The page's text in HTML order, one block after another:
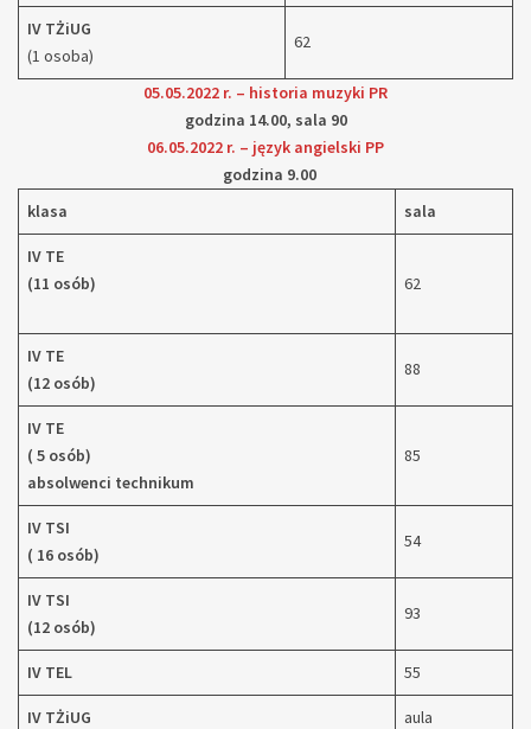
IV TŻiUG
(1 osoba)
62
05.05.2022 r. – historia muzyki PR
godzina 14.00, sala 90
06.05.2022 r. – język angielski PP
godzina 9.00
klasa
sala
IV TE
(11 osób)
62
IV TE
(12 osób)
88
IV TE
( 5 osób)
absolwenci technikum
85
IV TSI
( 16 osób)
54
IV TSI
(12 osób)
93
IV TEL 55
IV TŻiUG aula